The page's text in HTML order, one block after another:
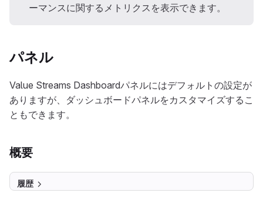
ーマンスに関するメトリクスを表示できます。
パネル
Value Streams Dashboardパネルにはデフォルトの設定が
ありますが、ダッシュボードパネルをカスタマイズするこ
ともできます。
概要
履歴